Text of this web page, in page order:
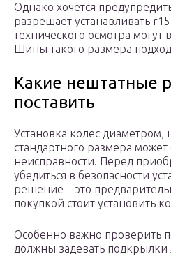
Однако хочется
разрешает устанавливать
технического осмотра могут
Шины такого размера
Какие нештатные
поставить
Установка колес
стандартного размера может
неисправности. Перед
убедиться в безопасности
решение – это
покупкой стоит установить
Особенно важно проверить
должны задевать подкрылки